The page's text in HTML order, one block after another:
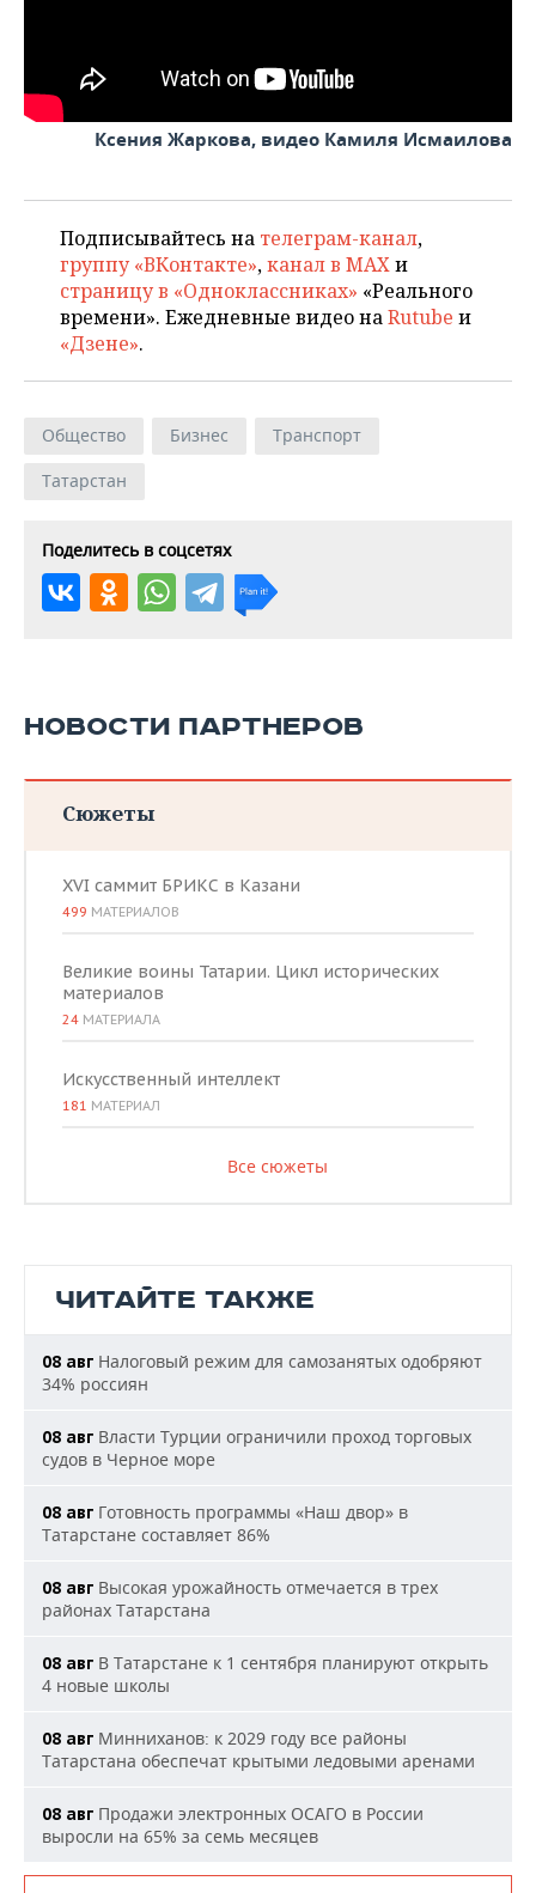
Ксения Жаркова, видео Камиля Исмаилова
Подписывайтесь на телеграм-канал,
группу «ВКонтакте»,канал в MAXи
страницу в «Одноклассниках» «Реального
времени». Ежедневные видео наRutube и
«Дзене».
Общество Бизнес
Транспорт
Татарстан
Поделитесь в соцсетях
НОВОСТИ ПАРТНЕРОВ
Сюжеты
XVI саммит БРИКС в Казани
499 МАТЕРИАЛОВ
Великие воины Татарии. Цикл исторических
материалов
24 МАТЕРИАЛА
Искусственный интеллект
181 МАТЕРИАЛ
Все сюжеты
ЧИТАЙТЕ ТАКЖЕ
08 авг Налоговый режим для самозанятых одобряют
34% россиян
08 авг Власти Турции ограничили проход торговых
судов в Черное море
08 авг Готовность программы «Наш двор» в
Татарстане составляет 86%
08 авг Высокая урожайность отмечается в трех
районах Татарстана
08 авг В Татарстане к 1 сентября планируют открыть
4 новые школы
08 авг Минниханов: к 2029 году все районы
Татарстана обеспечат крытыми ледовыми аренами
08 авг Продажи электронных ОСАГО в России
выросли на 65% за семь месяцев